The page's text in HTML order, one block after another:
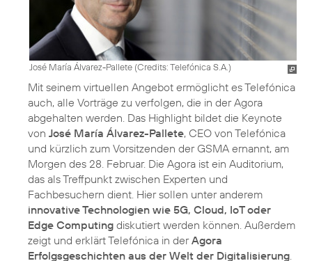
José María Álvarez-Pallete (Credits: Telefónica S.A.)
Mit seinem virtuellen Angebot ermöglicht es Telefónica
auch, alle Vorträge zu verfolgen, die in der Agora
abgehalten werden. Das Highlight bildet die Keynote
von José María Álvarez-Pallete, CEO von Telefónica
und kürzlich zum Vorsitzenden der GSMA ernannt, am
Morgen des 28. Februar. Die Agora ist ein Auditorium,
das als Treffpunkt zwischen Experten und
Fachbesuchern dient. Hier sollen unter anderem
innovative Technologien wie 5G, Cloud, IoT oder
Edge Computing diskutiert werden können. Außerdem
zeigt und erklärt Telefónica in derAgora
Erfolgsgeschichten aus der Welt der Digitalisierung